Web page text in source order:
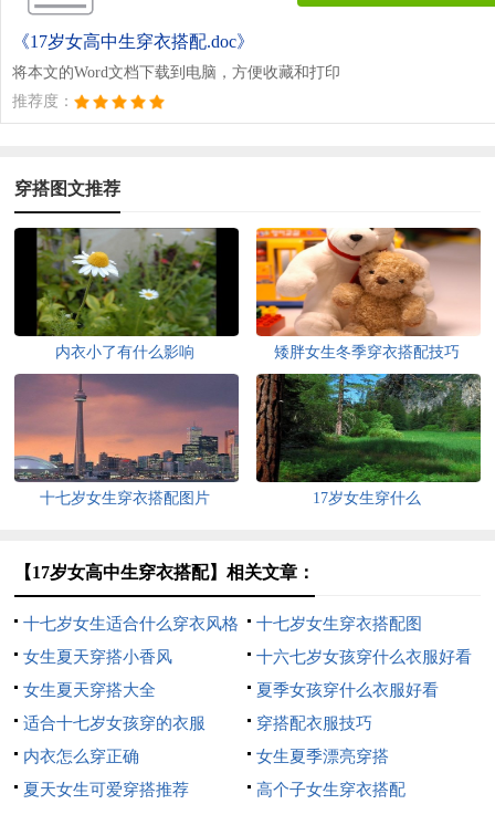
《17岁女高中生穿衣搭配.doc》
将本文的Word文档下载到电脑，方便收藏和打印
推荐度：
穿搭图文推荐
内衣小了有什么影响 矮胖女生冬季穿衣搭配技巧
十七岁女生穿衣搭配图片 17岁女生穿什么
【17岁女高中生穿衣搭配】相关文章：
十七岁女生适合什么穿衣风格
十七岁女生穿衣搭配图
女生夏天穿搭小香风
十六七岁女孩穿什么衣服好看
女生夏天穿搭大全
夏季女孩穿什么衣服好看
适合十七岁女孩穿的衣服
穿搭配衣服技巧
内衣怎么穿正确
女生夏季漂亮穿搭
夏天女生可爱穿搭推荐
高个子女生穿衣搭配